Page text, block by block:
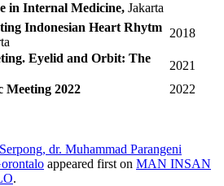
in Internal Medicine, Jakarta
Indonesian Heart Rhytm 2018
Eyelid and Orbit: The
2021
Meeting 2022
2022
dr. Muhammad Parangeni
appeared first on MAN INSAN
.